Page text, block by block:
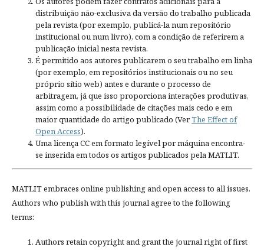
distribuição não-exclusiva da versão do trabalho publicada
pela revista (por exemplo, publicá-la num repositório
institucional ou num livro), com a condição de referirem a
publicação inicial nesta revista.
É permitido aos autores publicarem o seu trabalho em linha
(por exemplo, em repositórios institucionais ou no seu
próprio sítio web) antes e durante o processo de
arbitragem, já que isso proporciona interações produtivas,
assim como a possibilidade de citações mais cedo e em
maior quantidade do artigo publicado (VerThe Effect of
Open Access).
Uma licença CC em formato legível por máquina encontra-
se inserida em todos os artigos publicados pela MATLIT.
MATLIT embraces online publishing and open access to all issues.
Authors who publish with this journal agree to the following
terms:
Authors retain copyright and grant the journal right of first